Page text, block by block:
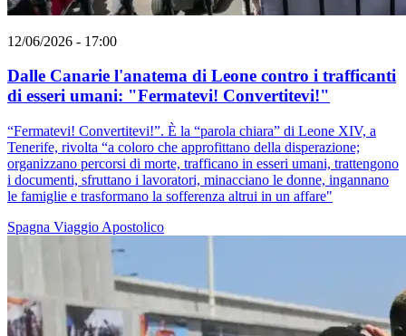
12/06/2026 - 17:00
Dalle Canarie l'anatema di Leone contro i trafficanti
di esseri umani: "Fermatevi! Convertitevi!"
“Fermatevi! Convertitevi!”. È la “parola chiara” di Leone XIV, a
Tenerife, rivolta “a coloro che approfittano della disperazione;
organizzano percorsi di morte, trafficano in esseri umani, trattengono
i documenti, sfruttano i lavoratori, minacciano le donne, ingannano
le famiglie e trasformano la sofferenza altrui in un affare"
Spagna Viaggio Apostolico